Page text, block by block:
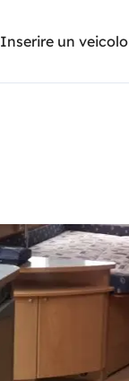
Inserire un veicolo